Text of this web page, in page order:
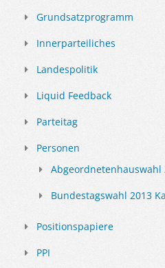
Grundsatzprogramm
Innerparteiliches
Landespolitik
Liquid Feedback
Parteitag
Personen
Abgeordnetenhauswahl
Bundestagswahl 2013
Positionspapiere
PPI